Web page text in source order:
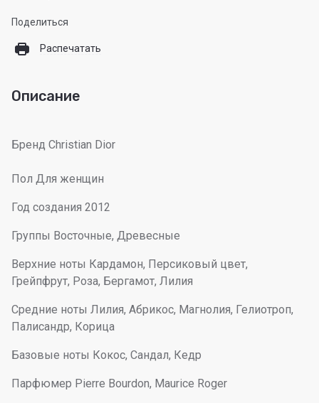
Поделиться
Распечатать
Описание
Бренд Christian Dior
Пол Для женщин
Год создания 2012
Группы Восточные, Древесные
Верхние ноты Кардамон, Персиковый цвет,
Грейпфрут, Роза, Бергамот, Лилия
Средние ноты Лилия, Абрикос, Магнолия, Гелиотроп,
Палисандр, Корица
Базовые ноты Кокос, Сандал, Кедр
Парфюмер Pierre Bourdon, Maurice Roger